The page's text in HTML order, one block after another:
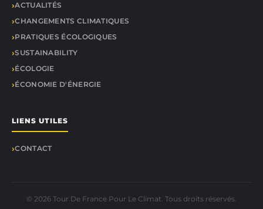
ACTUALITÉS
CHANGEMENTS CLIMATIQUES
PRATIQUES ÉCOLOGIQUES
SUSTAINABILITY
ÉCOLOGIE
ÉCONOMIE D'ÉNERGIE
LIENS UTILES
CONTACT
© 2026 Tour De France Pour Le Climat. Tous droits réservés.